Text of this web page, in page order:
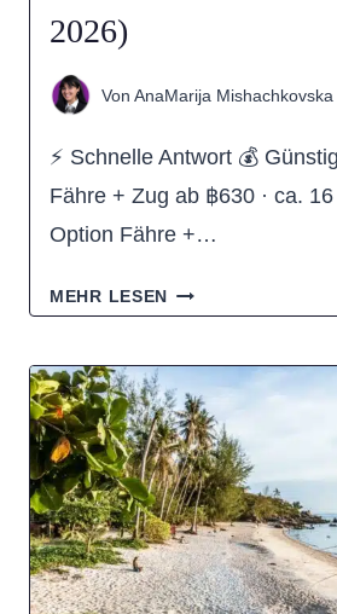
2026)
Von AnaMarija Mishachkovska
⚡ Schnelle Antwort 💰
Fähre + Zug ab ฿630 · ca.
Option Fähre +…
MEHR LESEN WIE
ICH
VON
KO
SAMUI
NACH
BANGKOK?
(ALLE